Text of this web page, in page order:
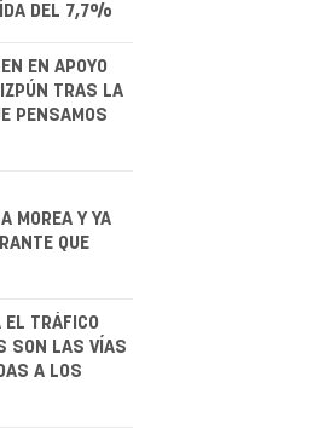
DEL 7,7%
EN APOYO
TRAS LA
PENSAMOS
MOREA Y YA
QUE
EL TRÁFICO
SON LAS VÍAS
A LOS